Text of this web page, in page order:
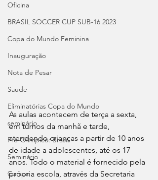
Oficina
BRASIL SOCCER CUP SUB-16 2023
Copa do Mundo Feminina
Inauguração
Nota de Pesar
Saude
Eliminatórias Copa do Mundo
seminário
Pré-Olímpico: Brasil
Seminário
Cursos
As aulas acontecem de terça a sexta,
em turnos da manhã e tarde,
atendendo crianças a partir de 10 anos
de idade a adolescentes, até os 17
anos. Todo o material é fornecido pela
própria escola, através da Secretaria